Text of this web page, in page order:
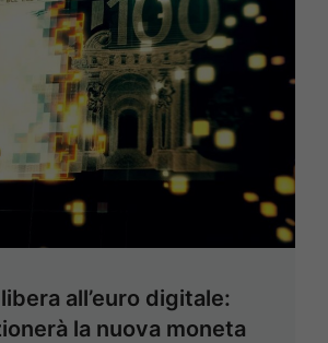
all’euro digitale:
la nuova moneta